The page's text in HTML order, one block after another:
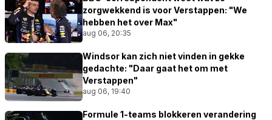
zorgwekkend is voor Verstappen: "We
hebben het over Max"
aug 06, 20:35
Windsor kan zich niet vinden in gekke
gedachte: "Daar gaat het om met
Verstappen"
aug 06, 19:40
Formule 1-teams blokkeren verandering